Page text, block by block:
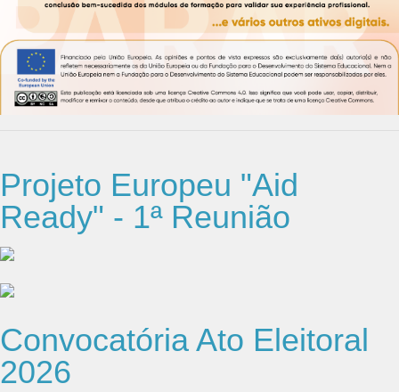
Projeto Europeu "Aid
Ready" - 1ª Reunião
Convocatória Ato Eleitoral
2026